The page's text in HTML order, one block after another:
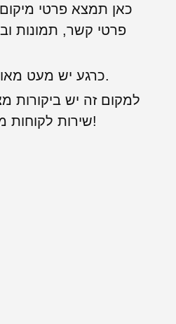
כאן תמצא פרטי
פרטי קשר, תמונות
כרגע יש מעט מאוד ביקורות לעסק זה.
למקום זה יש ביקורות
שירות לקוחות מעולה. מומלץ מאוד!